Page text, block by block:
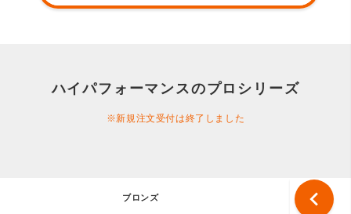
ハイパフォーマンスのプロシリーズ
※新規注文受付は終了しました
chevron_left
ブロンズ